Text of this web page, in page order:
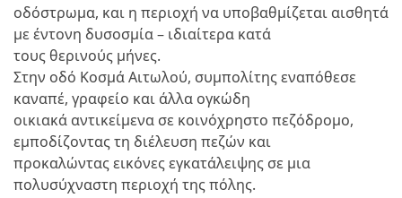
οδόστρωμα, και η περιοχή να υποβαθμίζεται αισθητά
με έντονη δυσοσμία – ιδιαίτερα κατά
τους θερινούς μήνες.
Στην οδό Κοσμά Αιτωλού, συμπολίτης εναπόθεσε
καναπέ, γραφείο και άλλα ογκώδη
οικιακά αντικείμενα σε κοινόχρηστο πεζόδρομο,
εμποδίζοντας τη διέλευση πεζών και
προκαλώντας εικόνες εγκατάλειψης σε μια
πολυσύχναστη περιοχή της πόλης.